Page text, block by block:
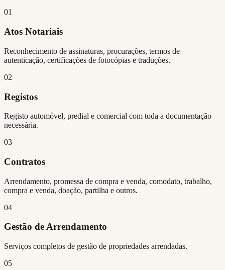
01
Atos Notariais
Reconhecimento de assinaturas, procurações, termos de
autenticação, certificações de fotocópias e traduções.
02
Registos
Registo automóvel, predial e comercial com toda a documentação
necessária.
03
Contratos
Arrendamento, promessa de compra e venda, comodato, trabalho,
compra e venda, doação, partilha e outros.
04
Gestão de Arrendamento
Serviços completos de gestão de propriedades arrendadas.
05